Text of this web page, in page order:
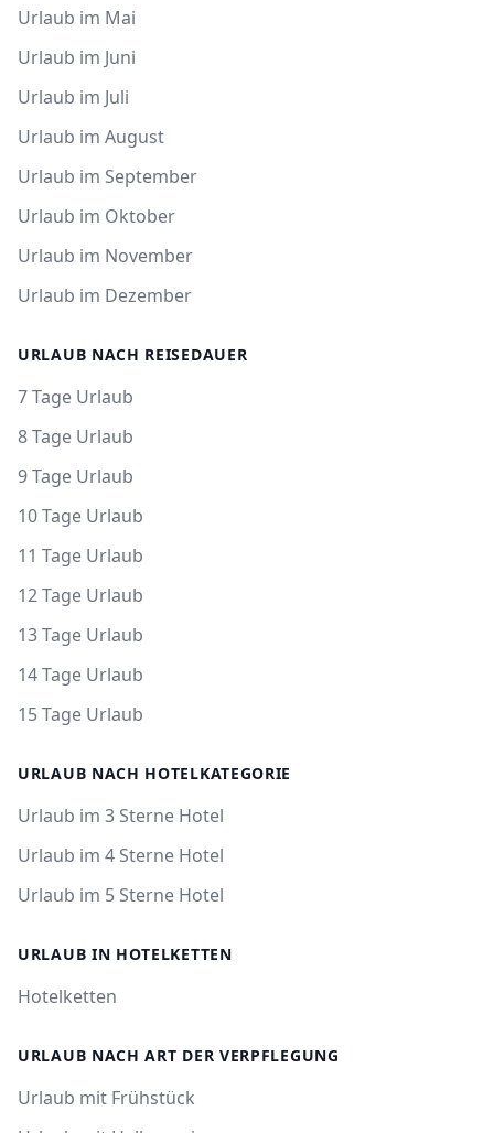
Urlaub im Mai
Urlaub im Juni
Urlaub im Juli
Urlaub im August
Urlaub im September
Urlaub im Oktober
Urlaub im November
Urlaub im Dezember
URLAUB NACH REISEDAUER
7 Tage Urlaub
8 Tage Urlaub
9 Tage Urlaub
10 Tage Urlaub
11 Tage Urlaub
12 Tage Urlaub
13 Tage Urlaub
14 Tage Urlaub
15 Tage Urlaub
URLAUB NACH HOTELKATEGORIE
Urlaub im 3 Sterne Hotel
Urlaub im 4 Sterne Hotel
Urlaub im 5 Sterne Hotel
URLAUB IN HOTELKETTEN
Hotelketten
URLAUB NACH ART DER VERPFLEGUNG
Urlaub mit Frühstück